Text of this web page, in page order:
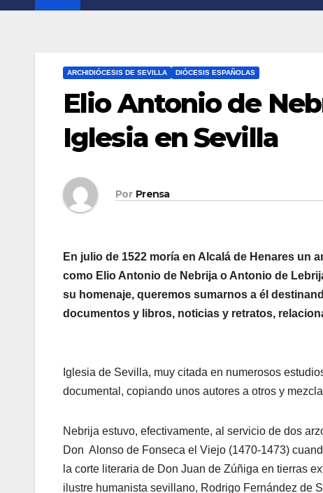
ARCHIDIÓCESIS DE SEVILLA DIÓCESIS ESPAÑOLAS
Elio Antonio de
Iglesia en Sevilla
Por Prensa
En julio de 1522 moría en Alcalá de Henares un
como Elio Antonio de Nebrija o Antonio de
su homenaje, queremos sumarnos a él
documentos y libros, noticias y retratos,
Iglesia de Sevilla, muy citada en numerosos
documental, copiando unos autores a otros y
Nebrija estuvo, efectivamente, al servicio de dos
Don Alonso de Fonseca el Viejo (1470-1473)
la corte literaria de Don Juan de Zúñiga en tierras
ilustre humanista sevillano, Rodrigo Fernández de